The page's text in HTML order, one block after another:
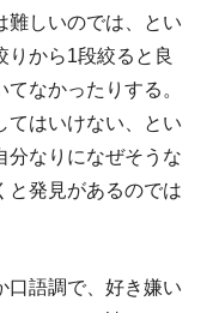
難しいのでは、とい
りから1段絞ると良
なかったりする。
てはいけない、とい
分なりになぜそうな
と発見があるのでは
口語調で、好き嫌い